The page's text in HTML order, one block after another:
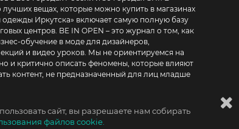
сайт, вы разрешаете нам собирать
файлов cookie.
лучших вещах, которые можно купить в магазинах
одежды Иркутска» включает самую полную базу
это журнал о том, как
обучение в моде для дизайнеров,
и видео уроков. Мы не ориентируемся на
и критично описать феномены, которые влияют
контент, не предназначенный для лиц младше